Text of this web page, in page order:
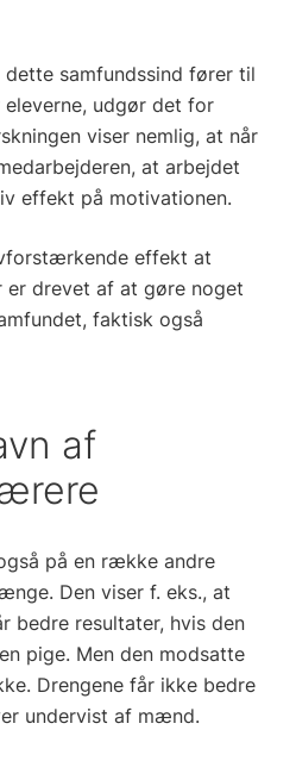
samfundssind fører til
udgør det for
viser nemlig, at når
at arbejdet
effekt på motivationen.
effekt at
drevet af at gøre noget
faktisk også
af
på en række andre
Den viser f. eks., at
bedre resultater, hvis den
pige. Men den modsatte
Drengene får ikke bedre
undervist af mænd.